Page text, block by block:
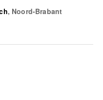
, Noord-Brabant